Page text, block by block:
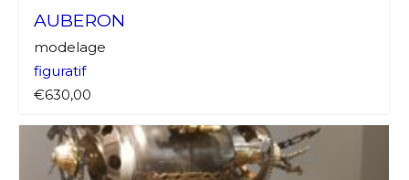
AUBERON
modelage
figuratif
€630,00